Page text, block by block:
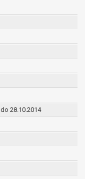
28.10.2014
i
osoby, której
w
dane osobowe
na podstawie
w zakresie i celu
w celu
mogą być